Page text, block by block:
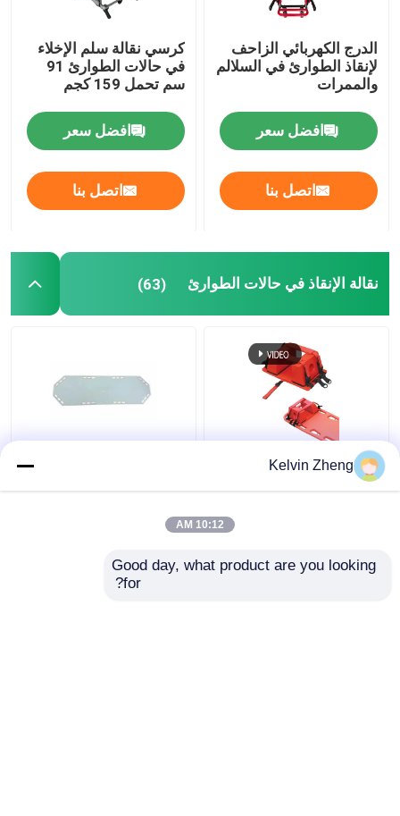
الدرج الكهربائي الزاحف
لإنقاذ الطوارئ في السلالم
والممرات
افضل سعر
اتصل بنا
كرسي نقالة سلم الإخلاء
في حالات الطوارئ 91
سم تحمل 159 كجم
افضل سعر
اتصل بنا
نقالة الإنقاذ في حالات الطوارئ (63)
الطوارئ الإنقاذ نقالة
قماش
Kelvin Zheng
10:12 AM
Good day, what product are you looking
for?